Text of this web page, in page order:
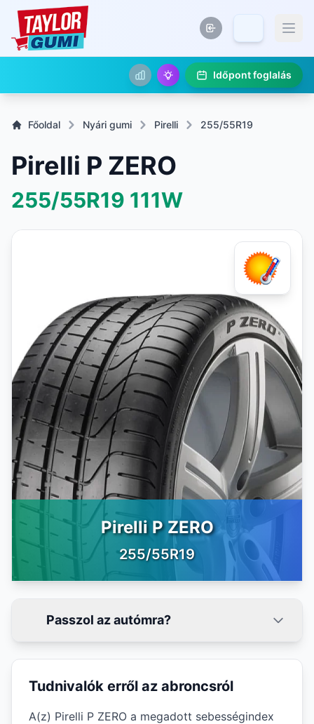
Időpont foglalás
Főoldal Nyári gumi Pirelli 255/55R19
Pirelli P ZERO
255/55R19 111W
Pirelli P ZERO
255/55R19
Passzol az autómra?
Tudnivalók erről az abroncsról
A(z) Pirelli P ZERO a megadott sebességindex